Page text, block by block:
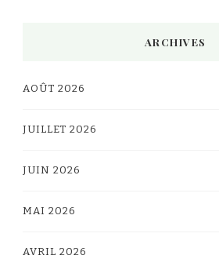
ARCHIVES
AOÛT 2026
JUILLET 2026
JUIN 2026
MAI 2026
AVRIL 2026